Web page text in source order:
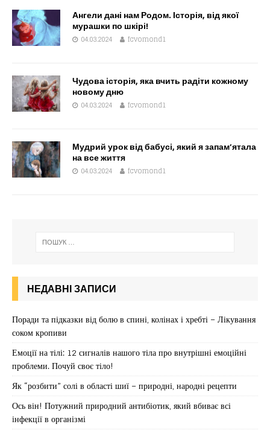
Ангели дані нам Родом. Історія, від якої
мурашки по шкірі!
04.03.2024 fcvomond1
Чудова історія, яка вчить радіти кожному
новому дню
04.03.2024 fcvomond1
Мудрий урок від бабусі, який я запам’ятала
на все життя
04.03.2024 fcvomond1
НЕДАВНІ ЗАПИСИ
Поради та підказки від болю в спині, колінах і хребті – Лікування
соком кропиви
Емоції на тілі: 12 сигналів нашого тіла про внутрішні емоційні
проблеми. Почуй своє тіло!
Як “розбити” солі в області шиї – природні, народні рецепти
Ось він! Потужний природний антибіотик, який вбиває всі
інфекції в організмі